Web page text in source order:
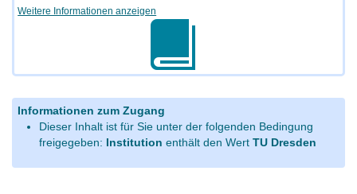
Weitere Informationen anzeigen
Informationen zum Zugang
Dieser Inhalt ist für Sie unter der folgenden Bedingung
freigegeben:
Institution enthält den Wert TU Dresden